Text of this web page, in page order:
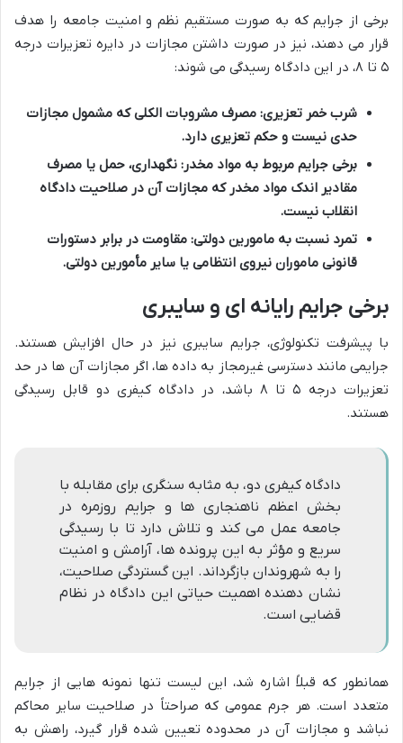
برخی از جرایم که به صورت مستقیم نظم و امنیت جامعه را هدف
قرار می دهند، نیز در صورت داشتن مجازات در دایره تعزیرات درجه
۵ تا ۸، در این دادگاه رسیدگی می شوند:
شرب خمر تعزیری: مصرف مشروبات الکلی که مشمول مجازات
حدی نیست و حکم تعزیری دارد.
برخی جرایم مربوط به مواد مخدر: نگهداری، حمل یا مصرف
مقادیر اندک مواد مخدر که مجازات آن در صلاحیت دادگاه
انقلاب نیست.
تمرد نسبت به مامورین دولتی: مقاومت در برابر دستورات
قانونی ماموران نیروی انتظامی یا سایر مأمورین دولتی.
برخی جرایم رایانه ای و سایبری
با پیشرفت تکنولوژی، جرایم سایبری نیز در حال افزایش هستند.
جرایمی مانند دسترسی غیرمجاز به داده ها، اگر مجازات آن ها در حد
تعزیرات درجه ۵ تا ۸ باشد، در دادگاه کیفری دو قابل رسیدگی
هستند.
دادگاه کیفری دو، به مثابه سنگری برای مقابله با
بخش اعظم ناهنجاری ها و جرایم روزمره در
جامعه عمل می کند و تلاش دارد تا با رسیدگی
سریع و مؤثر به این پرونده ها، آرامش و امنیت
را به شهروندان بازگرداند. این گستردگی صلاحیت،
نشان دهنده اهمیت حیاتی این دادگاه در نظام
قضایی است.
همانطور که قبلاً اشاره شد، این لیست تنها نمونه هایی از جرایم
متعدد است. هر جرم عمومی که صراحتاً در صلاحیت سایر محاکم
نباشد و مجازات آن در محدوده تعیین شده قرار گیرد، راهش به